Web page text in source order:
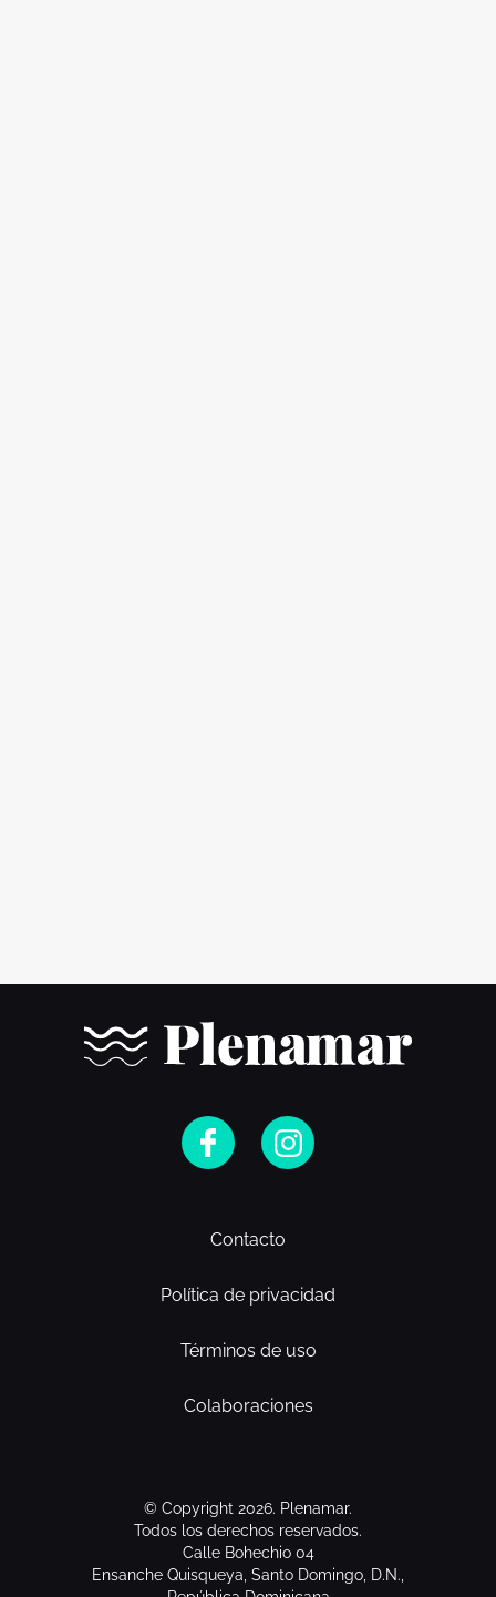
Contacto
Política de privacidad
Términos de uso
Colaboraciones
© Copyright 2026. Plenamar.
Todos los derechos reservados.
Calle Bohechio 04
Ensanche Quisqueya, Santo Domingo, D.N.,